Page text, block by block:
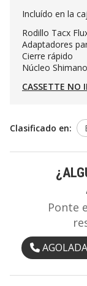
Incluído en la
Rodillo Tacx
Adaptadores
Cierre rápido
Núcleo
CASSETTE NO
Clasificado en:
Ponte